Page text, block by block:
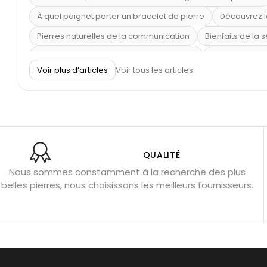
À quel poignet porter un bracelet de pierre
Découvrez
Pierres naturelles de la communication
Bienfaits de la
Pierre de lave : propriétés et bienfaits
Obsidienne noire : danger ?
Guide des pierres de
Pierres pour les examens
Pierres anti-déprime
Porter l’œil de tigre
Géode
Voir plus d’articles Voir tous les articles
QUALITÉ
Nous sommes constamment à la recherche des plus
belles pierres, nous choisissons les meilleurs fournisseurs.